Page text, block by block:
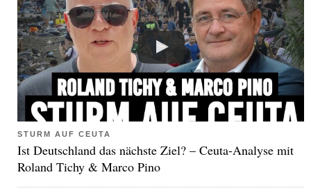
STURM AUF CEUTA
Ist Deutschland das nächste Ziel? – Ceuta-Analyse mit
Roland Tichy & Marco Pino